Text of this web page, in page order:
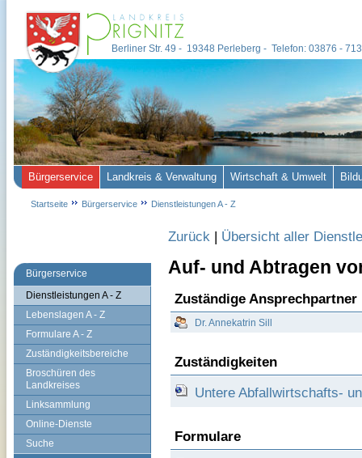
Bürgerservice
Dienstleistungen A - Z
Lebenslagen A - Z
Formulare A - Z
Zuständigkeitsbereiche
Broschüren des
Landkreises
Linksammlung
Online-Dienste
Suche
Zurück | Übersicht aller
Auf- und Abtragen
Zuständige Ansprechpartner
Dr. Annekatrin Sill
Zuständigkeiten
Untere Abfallwirtschafts-
Formulare
Berliner Str. 49 - 19348 Perleberg - Telefon: 03876 -
Bürgerservice Landkreis & Verwaltung Wirtschaft & Umwelt
Startseite Bürgerservice Dienstleistungen A - Z